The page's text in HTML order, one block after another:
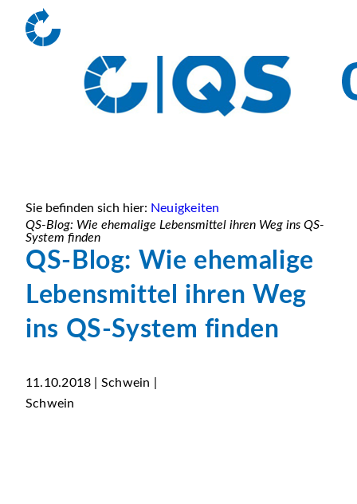
Sie befinden sich hier: Neuigkeiten
QS-Blog: Wie ehemalige Lebensmittel ihren Weg ins QS-
System finden
QS-Blog: Wie ehemalige
Lebensmittel ihren Weg
ins QS-System finden
11.10.2018 | Schwein |
Schwein